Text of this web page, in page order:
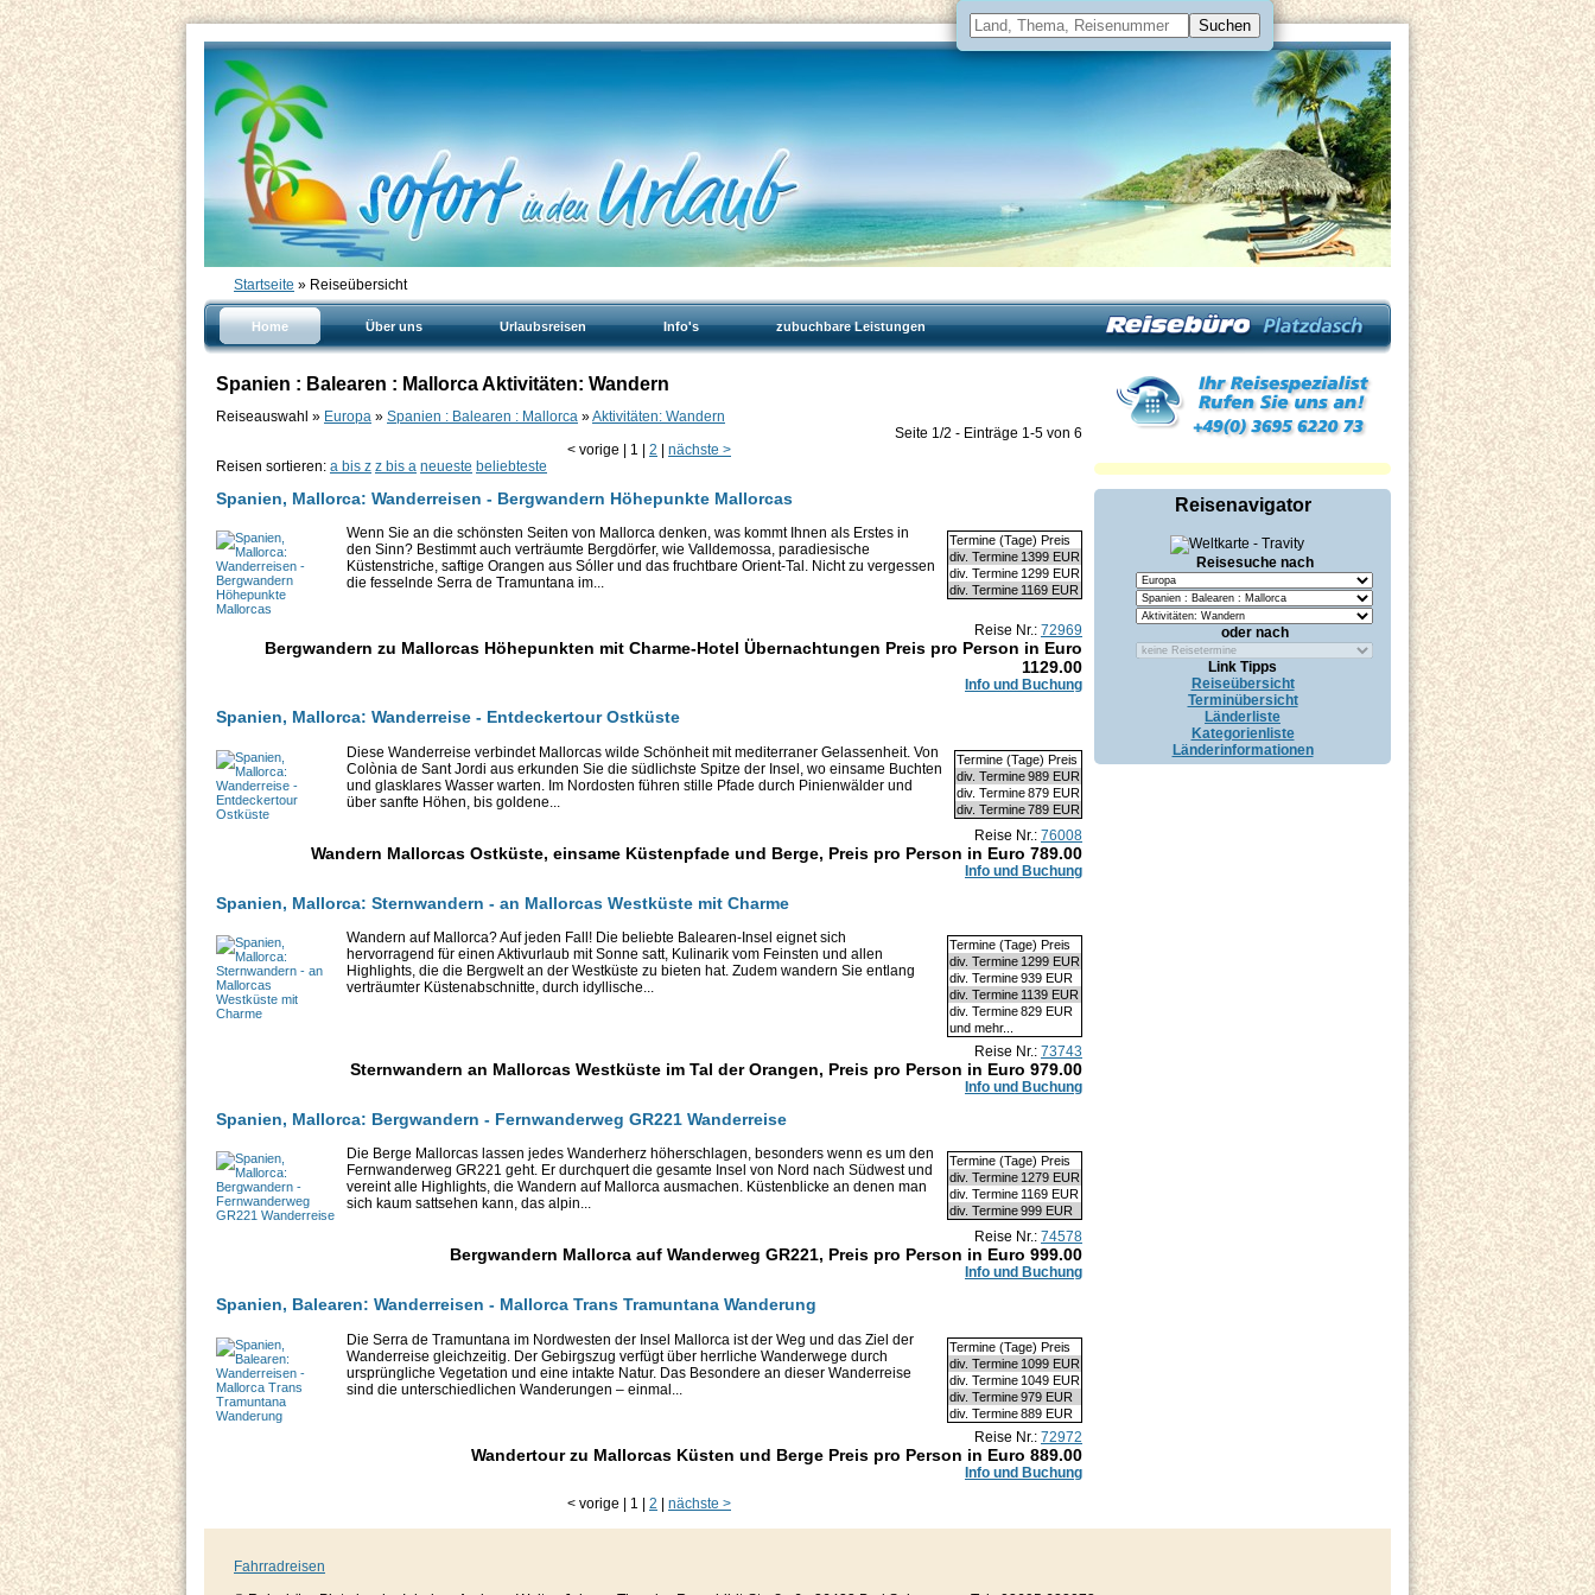
Startseite » Reiseübersicht
Home Über uns Urlaubsreisen Info's zubuchbare Leistungen
Spanien : Balearen : Mallorca Aktivitäten: Wandern
Reiseauswahl » Europa » Spanien : Balearen : Mallorca »Aktivitäten: Wandern
Seite 1/2 - Einträge 1-5 von 6
< vorige | 1 | 2 | nächste >
Reisen sortieren: a bis z z bis a neueste beliebteste
Spanien, Mallorca: Wanderreisen - Bergwandern Höhepunkte Mallorcas
Termine (Tage) Preis
div. Termine 1399 EUR
div. Termine 1299 EUR
div. Termine 1169 EUR
Wenn Sie an die schönsten Seiten von Mallorca denken, was kommt Ihnen als Erstes in
den Sinn? Bestimmt auch verträumte Bergdörfer, wie Valldemossa, paradiesische
Küstenstriche, saftige Orangen aus Sóller und das fruchtbare Orient-Tal. Nicht zu vergessen
die fesselnde Serra de Tramuntana im...
Reise Nr.: 72969
Bergwandern zu Mallorcas Höhepunkten mit Charme-Hotel Übernachtungen Preis pro Person in Euro
1129.00
Info und Buchung
Spanien, Mallorca: Wanderreise - Entdeckertour Ostküste
Termine (Tage) Preis
div. Termine989 EUR
div. Termine879 EUR
div. Termine789 EUR
Diese Wanderreise verbindet Mallorcas wilde Schönheit mit mediterraner Gelassenheit. Von
Colònia de Sant Jordi aus erkunden Sie die südlichste Spitze der Insel, wo einsame Buchten
und glasklares Wasser warten. Im Nordosten führen stille Pfade durch Pinienwälder und
über sanfte Höhen, bis goldene...
Reise Nr.: 76008
Wandern Mallorcas Ostküste, einsame Küstenpfade und Berge, Preis pro Person in Euro 789.00
Info und Buchung
Spanien, Mallorca: Sternwandern - an Mallorcas Westküste mit Charme
Termine (Tage) Preis
div. Termine 1299 EUR
div. Termine939 EUR
div. Termine 1139 EUR
div. Termine829 EUR
und mehr...
Wandern auf Mallorca? Auf jeden Fall! Die beliebte Balearen-Insel eignet sich
hervorragend für einen Aktivurlaub mit Sonne satt, Kulinarik vom Feinsten und allen
Highlights, die die Bergwelt an der Westküste zu bieten hat. Zudem wandern Sie entlang
verträumter Küstenabschnitte, durch idyllische...
Reise Nr.: 73743
Sternwandern an Mallorcas Westküste im Tal der Orangen, Preis pro Person in Euro 979.00
Info und Buchung
Spanien, Mallorca: Bergwandern - Fernwanderweg GR221 Wanderreise
Termine (Tage) Preis
div. Termine 1279 EUR
div. Termine 1169 EUR
div. Termine999 EUR
Die Berge Mallorcas lassen jedes Wanderherz höherschlagen, besonders wenn es um den
Fernwanderweg GR221 geht. Er durchquert die gesamte Insel von Nord nach Südwest und
vereint alle Highlights, die Wandern auf Mallorca ausmachen. Küstenblicke an denen man
sich kaum sattsehen kann, das alpin...
Reise Nr.: 74578
Bergwandern Mallorca auf Wanderweg GR221, Preis pro Person in Euro 999.00
Info und Buchung
Spanien, Balearen: Wanderreisen - Mallorca Trans Tramuntana Wanderung
Termine (Tage) Preis
div. Termine 1099 EUR
div. Termine 1049 EUR
div. Termine979 EUR
div. Termine889 EUR
Die Serra de Tramuntana im Nordwesten der Insel Mallorca ist der Weg und das Ziel der
Wanderreise gleichzeitig. Der Gebirgszug verfügt über herrliche Wanderwege durch
ursprüngliche Vegetation und eine intakte Natur. Das Besondere an dieser Wanderreise
sind die unterschiedlichen Wanderungen – einmal...
Reise Nr.: 72972
Wandertour zu Mallorcas Küsten und Berge Preis pro Person in Euro 889.00
Info und Buchung
< vorige | 1 | 2 | nächste >
Reisenavigator
Reisesuche nach
oder nach
Link Tipps
Reiseübersicht
Terminübersicht
Länderliste
Kategorienliste
Länderinformationen
Fahrradreisen